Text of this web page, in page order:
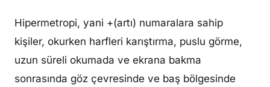
Hipermetropi, yani +(artı) numaralara sahip
kişiler, okurken harfleri karıştırma, puslu görme,
uzun süreli okumada ve ekrana bakma
sonrasında göz çevresinde ve baş bölgesinde